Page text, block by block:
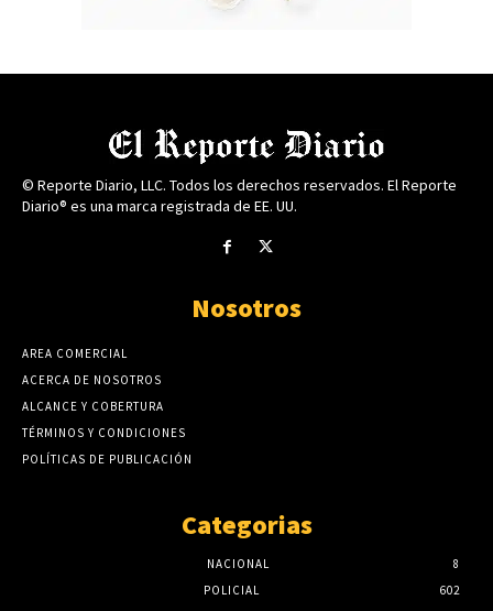
© Reporte Diario, LLC. Todos los derechos reservados. El Reporte
Diario® es una marca registrada de EE. UU.
Nosotros
AREA COMERCIAL
ACERCA DE NOSOTROS
ALCANCE Y COBERTURA
TÉRMINOS Y CONDICIONES
POLÍTICAS DE PUBLICACIÓN
Categorias
NACIONAL
8
POLICIAL
602